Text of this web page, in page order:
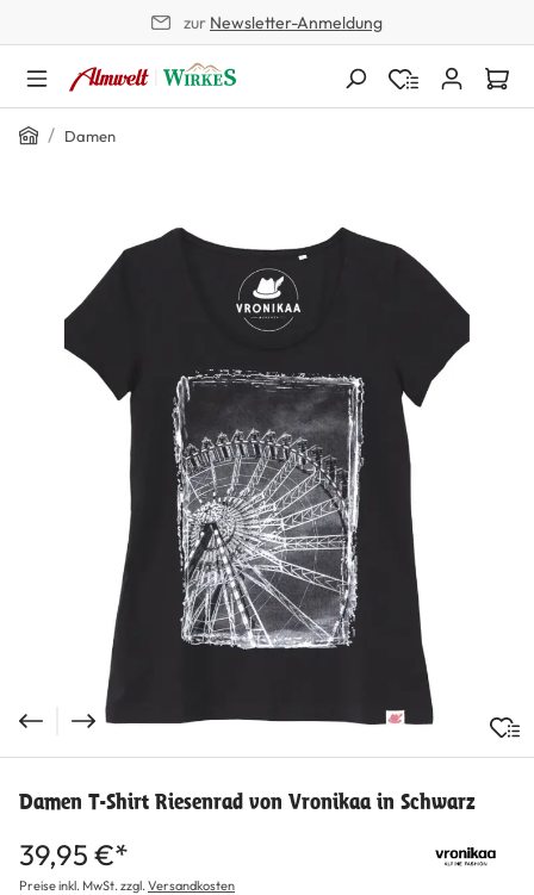
zur Newsletter-Anmeldung
Home
/ Damen
Damen T-Shirt Riesenrad von Vronikaa in Schwarz
39,95 €*
Preise inkl. MwSt. zzgl.Versandkosten